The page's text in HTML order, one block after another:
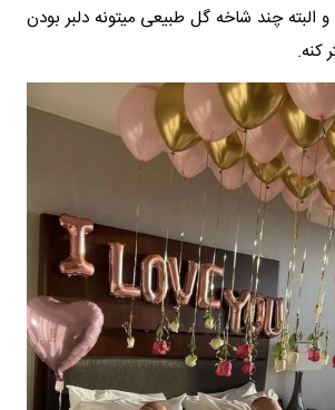
چند شاخه گل طبیعی میتونه دلبر بودن
کنه.